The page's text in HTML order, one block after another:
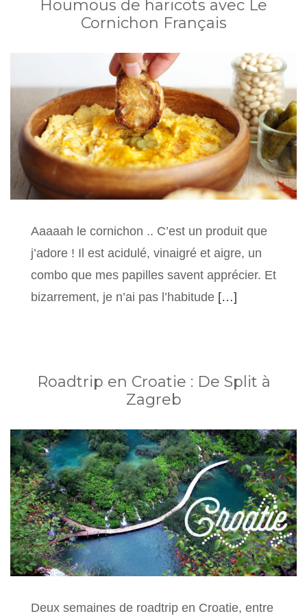
Houmous de haricots avec Le
Cornichon Français
Aaaaah le cornichon .. C’est un produit que
j’adore ! Il est acidulé, vinaigré et aigre, un
combo que mes papilles savent apprécier. Et
bizarrement, je n’ai pas l’habitude […]
Roadtrip en Croatie : De Split à
Zagreb
Deux semaines de roadtrip en Croatie, entre